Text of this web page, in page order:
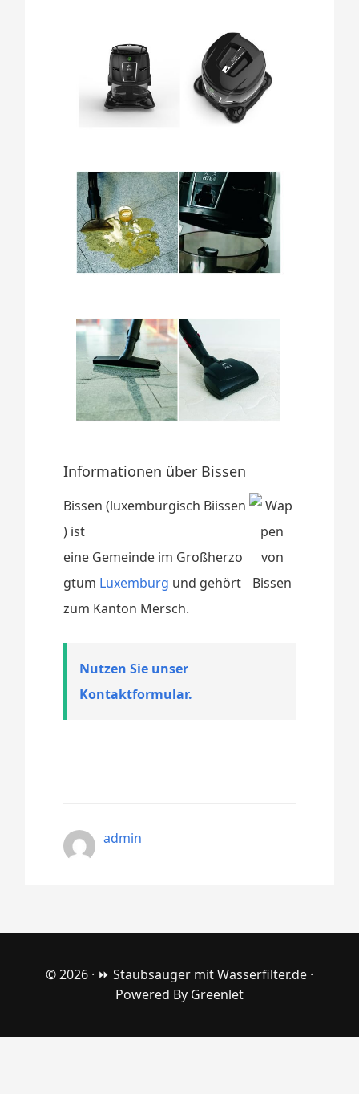
Informationen über Bissen
Bissen (luxemburgisch Biissen
) ist
eine Gemeinde im Großherzo
gtum Luxemburg und gehört
zum Kanton Mersch.
Nutzen Sie unser
Kontaktformular.
admin
© 2026 · ⏩ Staubsauger mit Wasserfilter.de ·
Powered By Greenlet